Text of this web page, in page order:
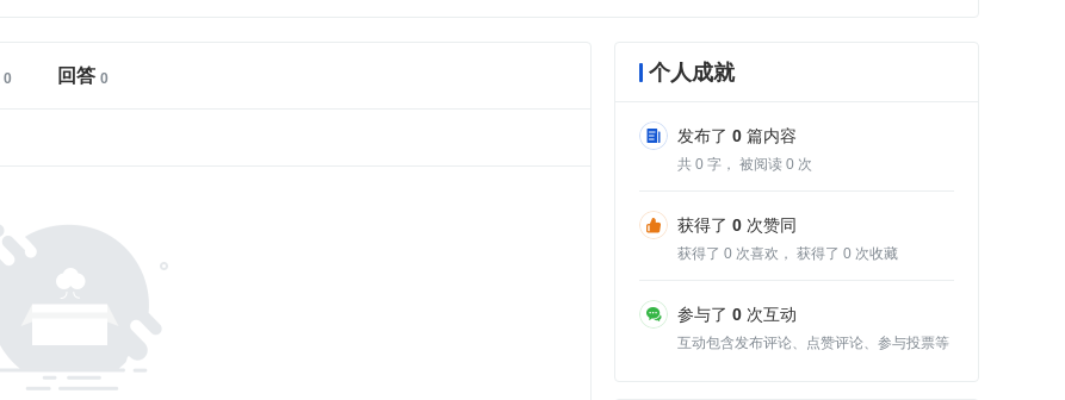
回答 个人成就
发布了 0 篇内容
共 0 字， 被阅读 0 次
获得了 0 次赞同
获得了 0 次喜欢， 获得了 0 次收藏
参与了 0 次互动
互动包含发布评论、点赞评论、参与投票等